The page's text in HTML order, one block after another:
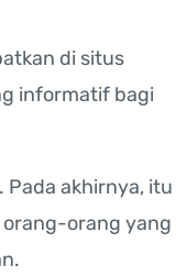
di situs
informatif bagi
Pada akhirnya, itu
orang yang